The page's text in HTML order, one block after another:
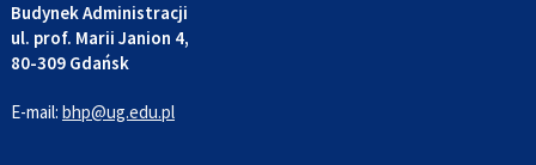
Budynek Administracji
ul. prof. Marii Janion 4,
80-309 Gdańsk
E-mail: bhp@ug.edu.pl